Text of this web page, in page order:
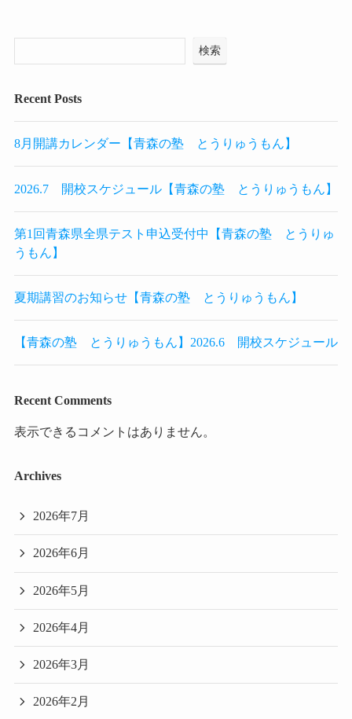
検索
Recent Posts
8月開講カレンダー【青森の塾 とうりゅうもん】
2026.7 開校スケジュール【青森の塾 とうりゅうもん】
第1回青森県全県テスト申込受付中【青森の塾 とうりゅ
うもん】
夏期講習のお知らせ【青森の塾 とうりゅうもん】
【青森の塾 とうりゅうもん】2026.6 開校スケジュール
Recent Comments
表示できるコメントはありません。
Archives
2026年7月
2026年6月
2026年5月
2026年4月
2026年3月
2026年2月